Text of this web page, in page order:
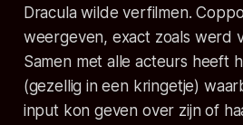
Dracula wilde verfilmen.
weergeven, exact zoals werd
Samen met alle acteurs heeft
(gezellig in een kringetje)
input kon geven over zijn of